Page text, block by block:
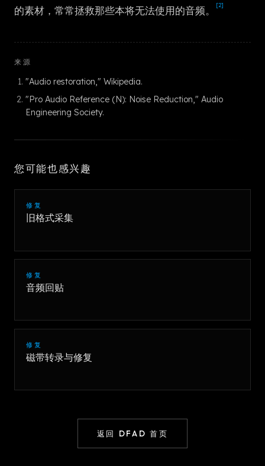
的素材，常常拯救那些本将无法使用的音频。
[2]
来源
"Audio restoration," Wikipedia.
"Pro Audio Reference (N): Noise Reduction," Audio
Engineering Society.
您可能也感兴趣
修复
旧格式采集
修复
音频回贴
修复
磁带转录与修复
返回 DFAD 首页